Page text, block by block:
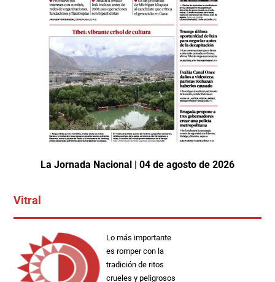
La Jornada Nacional | 04 de agosto de 2026
Vitral
Lo más importante
es romper con la
tradición de ritos
crueles y peligrosos